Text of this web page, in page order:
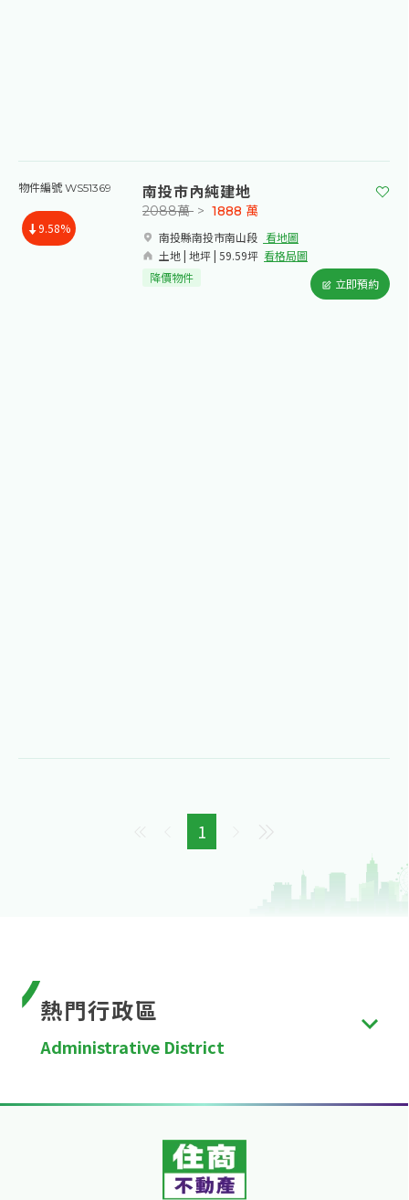
物件編號 WS51369
9.58%
南投市內純建地
南投縣南投市南山段​ 看地圖
土地 | 地坪 | 59.59坪 看格局圖
2088萬 > 1888 萬
降價物件 立即預約
1
熱門行政區
Administrative District
市、新竹縣、苗栗縣、彰化縣、南投縣、雲林縣、嘉
基隆市、新竹市